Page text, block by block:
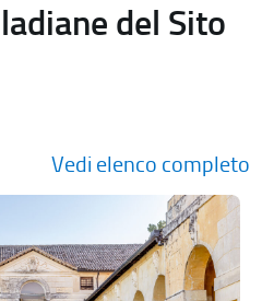
del Sito
Vedi elenco completo